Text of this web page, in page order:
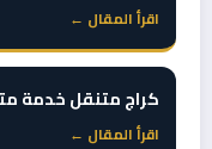
اقرأ المقال ←
كراج متنقل خدمة متنقلة
اقرأ المقال ←